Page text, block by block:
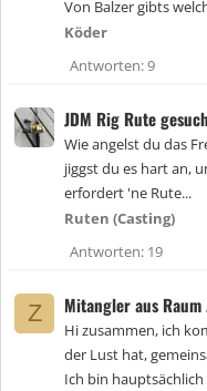
Von Balzer gibts
Köder
Antworten 9
JDM Rig Rute
Wie angelst du das
jiggst du es hart an,
erfordert 'ne Rute...
Ruten (Casting)
Antworten 19
Z Mitangler aus
Hi zusammen, ich
der Lust hat,
Ich bin hauptsächlich